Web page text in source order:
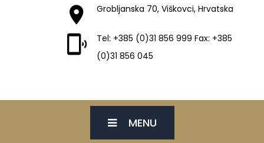
Grobljanska 70, Viškovci, Hrvatska
Tel: +385 (0)31 856 999 Fax: +385
(0)31 856 045
MENU